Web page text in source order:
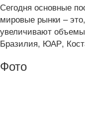
Сегодня основные
мировые рынки –
увеличивают
Бразилия, ЮАР,
Фото